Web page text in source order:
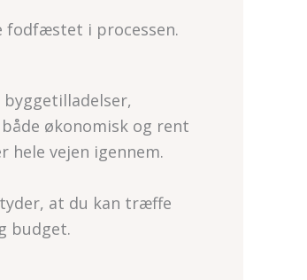
fodfæstet i processen.
økonomisk og rent
hele vejen igennem.
at du kan træffe
budget.